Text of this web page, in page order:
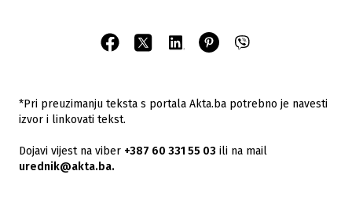
*Pri preuzimanju teksta s portala Akta.ba potrebno je navesti
izvor i linkovati tekst.
Dojavi vijest na viber +387 60 331 55 03 ili na mail
urednik@akta.ba.